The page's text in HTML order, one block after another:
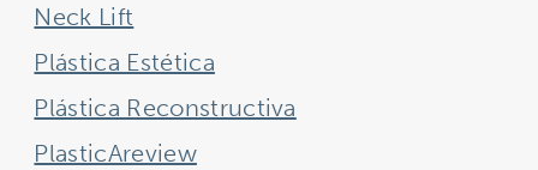
Neck Lift
Plástica Estética
Plástica Reconstructiva
PlasticAreview